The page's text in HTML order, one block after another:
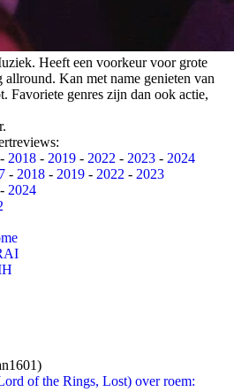
Heeft een voorkeur voor grote
Kan met name genieten van
Favoriete genres zijn dan ook actie,
- 2018 - 2019 - 2022 - 2023 - 2024
- 2018 - 2019 - 2022 - 2023
- 2024
of the Rings, Lost) over roem: